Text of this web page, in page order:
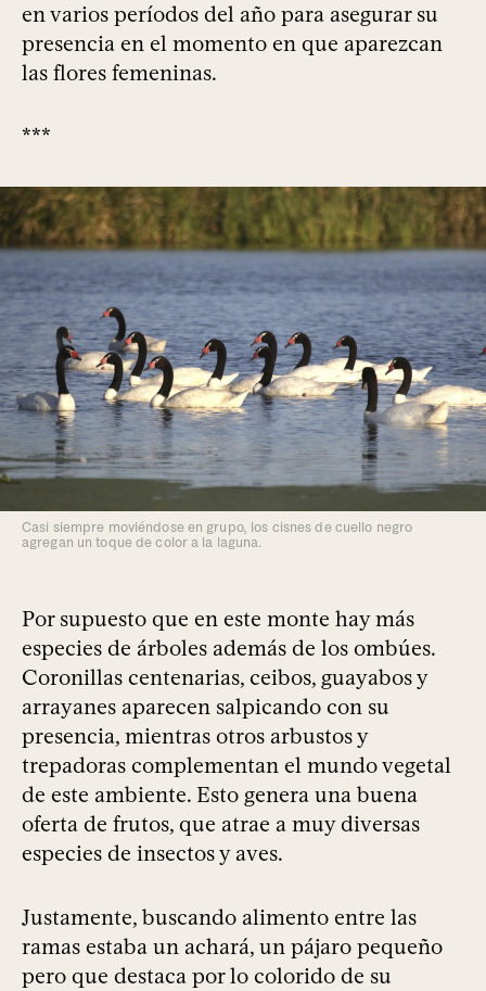
en varios períodos del año para asegurar su
presencia en el momento en que aparezcan
las flores femeninas.
***
Casi siempre moviéndose en grupo, los cisnes de cuello negro
agregan un toque de color a la laguna.
Por supuesto que en este monte hay más
especies de árboles además de los ombúes.
Coronillas centenarias, ceibos, guayabos y
arrayanes aparecen salpicando con su
presencia, mientras otros arbustos y
trepadoras complementan el mundo vegetal
de este ambiente. Esto genera una buena
oferta de frutos, que atrae a muy diversas
especies de insectos y aves.
Justamente, buscando alimento entre las
ramas estaba un achará, un pájaro pequeño
pero que destaca por lo colorido de su